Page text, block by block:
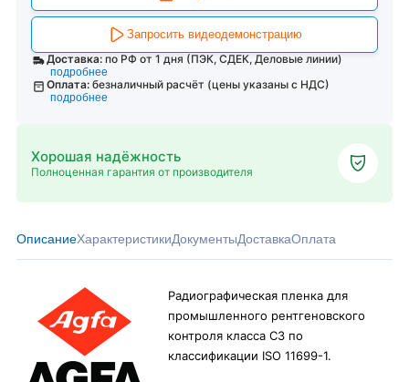
Запросить видеодемонстрацию
Доставка: по РФ от 1 дня (ПЭК, СДЕК, Деловые линии)
подробнее
Оплата: безналичный расчёт (цены указаны с НДС)
подробнее
Хорошая надёжность
Полноценная гарантия от производителя
ОписаниеХарактеристикиДокументыДоставкаОплата
Радиографическая пленка для
промышленного рентгеновского
контроля класса С3 по
классификации ISO 11699-1.